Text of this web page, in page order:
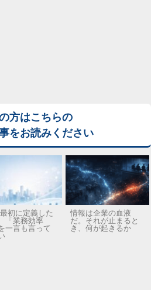
方はこちらの
をお読みください
初に定義した
「業務効率
一言も言って
情報は企業の血液
だ。それが止まると
き、何が起きるか